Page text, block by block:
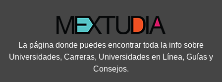
La página donde puedes encontrar toda la info sobre
Universidades, Carreras, Universidades en Línea, Guías y
Consejos.